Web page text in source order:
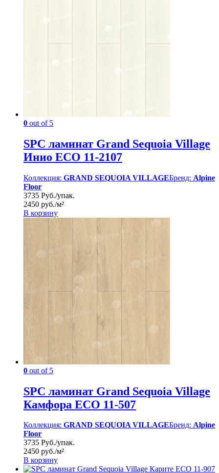
0 out of 5
SPC ламинат Grand Sequoia Village
Инио ECO 11-2107
Коллекция: GRAND SEQUOIA VILLAGEБренд: Alpine
Floor
3735 Руб./упак.
2450 руб./м²
В корзину
0 out of 5
SPC ламинат Grand Sequoia Village
Камфора ECO 11-507
Коллекция: GRAND SEQUOIA VILLAGEБренд: Alpine
Floor
3735 Руб./упак.
2450 руб./м²
В корзину